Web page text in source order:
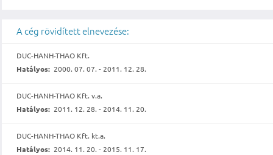
A cég rövidített elnevezése:
DUC-HANH-THAO Kft.
Hatályos: 2000. 07. 07. - 2011. 12. 28.
DUC-HANH-THAO Kft. v.a.
Hatályos: 2011. 12. 28. - 2014. 11. 20.
DUC-HANH-THAO Kft. kt.a.
Hatályos: 2014. 11. 20. - 2015. 11. 17.